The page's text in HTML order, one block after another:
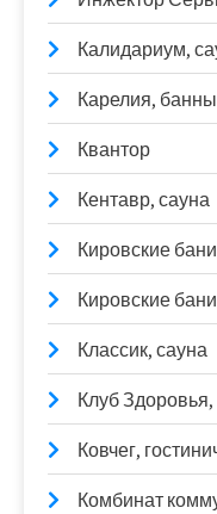
Калидариум,
Карелия,
Квантор
Кентавр, сауна
Кировские бани
Кировские бани
Классик, сауна
Клуб
Ковчег,
Комбинат